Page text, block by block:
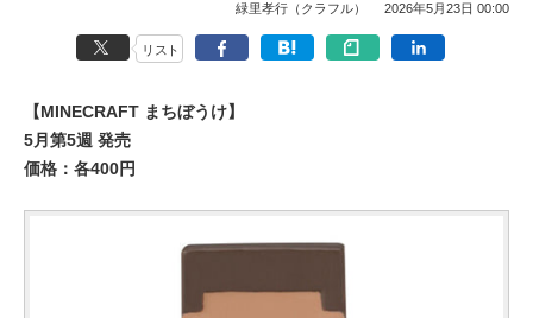
緑里孝行（クラフル） 2026年5月23日 00:00
リスト
【MINECRAFT まちぼうけ】
5月第5週 発売
価格：各400円